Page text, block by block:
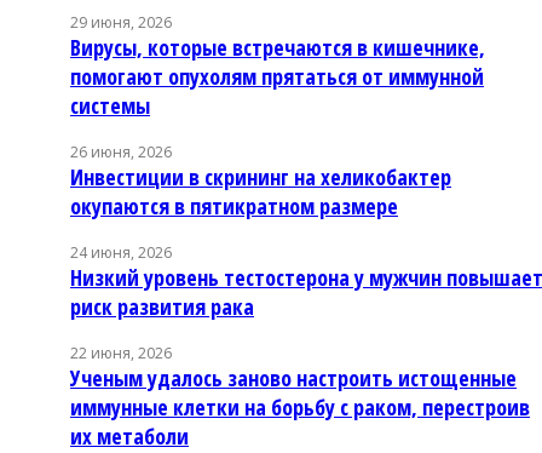
29 июня, 2026
Вирусы, которые встречаются в кишечнике,
помогают опухолям прятаться от иммунной
системы
26 июня, 2026
Инвестиции в скрининг на хеликобактер
окупаются в пятикратном размере
24 июня, 2026
Низкий уровень тестостерона у мужчин повышает
риск развития рака
22 июня, 2026
Ученым удалось заново настроить истощенные
иммунные клетки на борьбу с раком, перестроив
их метаболи